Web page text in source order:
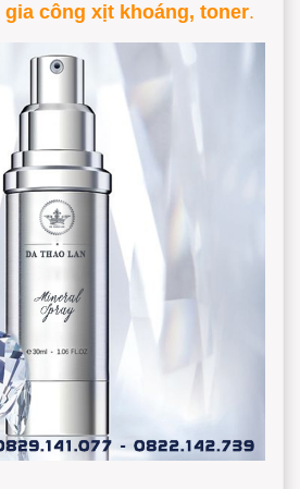
gia công xịt khoáng, toner.